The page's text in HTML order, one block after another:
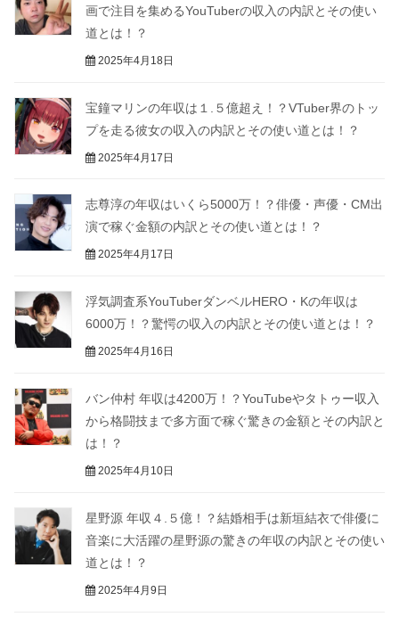
画で注目を集めるYouTuberの収入の内訳とその使い
道とは！？
2025年4月18日
宝鐘マリンの年収は１.５億超え！？VTuber界のトッ
プを走る彼女の収入の内訳とその使い道とは！？
2025年4月17日
志尊淳の年収はいくら5000万！？俳優・声優・CM出
演で稼ぐ金額の内訳とその使い道とは！？
2025年4月17日
浮気調査系YouTuberダンベルHERO・Kの年収は
6000万！？驚愕の収入の内訳とその使い道とは！？
2025年4月16日
バン仲村 年収は4200万！？YouTubeやタトゥー収入
から格闘技まで多方面で稼ぐ驚きの金額とその内訳と
は！？
2025年4月10日
星野源 年収４.５億！？結婚相手は新垣結衣で俳優に
音楽に大活躍の星野源の驚きの年収の内訳とその使い
道とは！？
2025年4月9日